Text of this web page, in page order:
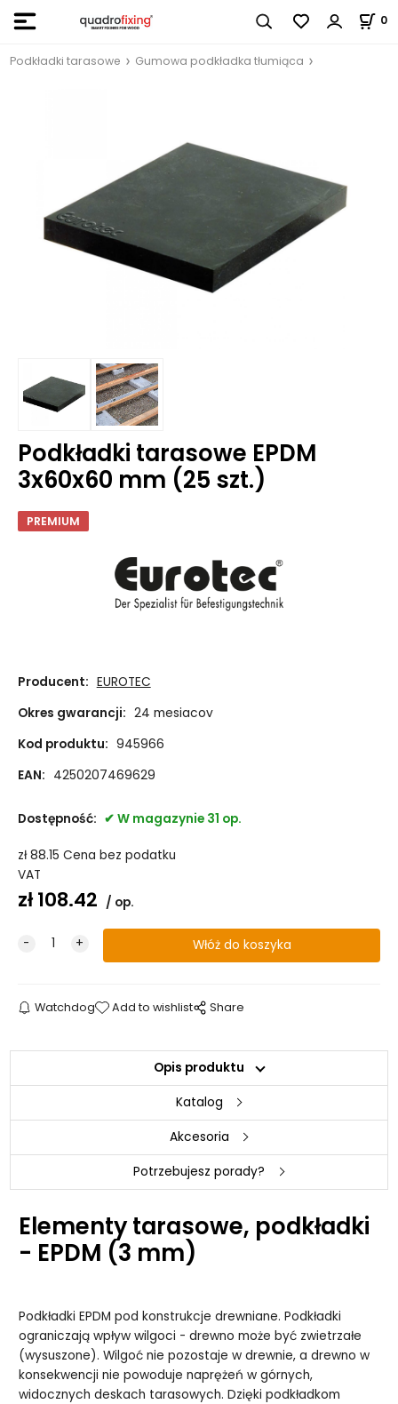
0
Podkładki tarasowe Gumowa podkładka tłumiąca
Podkładki tarasowe EPDM
3x60x60 mm (25 szt.)
PREMIUM
Producent: EUROTEC
Okres gwarancji: 24 mesiacov
Kod produktu: 945966
EAN: 4250207469629
Dostępność: W magazynie 31 op.
zł88.15 Cena bez podatku
VAT
zł108.42 op.
Watchdog Add to wishlist Share
Opis produktu
Katalog
Akcesoria
Potrzebujesz porady?
Elementy tarasowe, podkładki
- EPDM (3 mm)
Podkładki EPDM pod konstrukcje drewniane. Podkładki
ograniczają wpływ wilgoci - drewno może być zwietrzałe
(wysuszone). Wilgoć nie pozostaje w drewnie, a drewno w
konsekwencji nie powoduje naprężeń w górnych,
widocznych deskach tarasowych. Dzięki podkładkom